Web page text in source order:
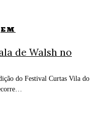
EM
de Walsh no
do Festival Curtas Vila do